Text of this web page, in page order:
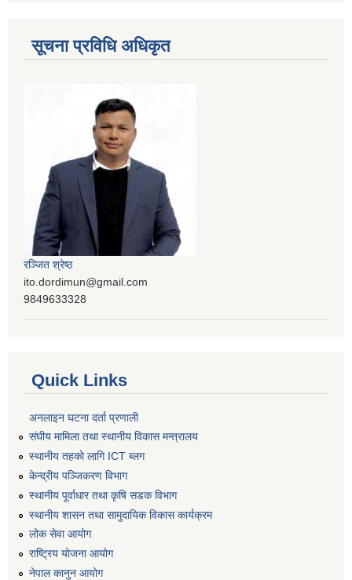
सूचना प्रविधि अधिकृत
रञ्‍जित श्रेष्ठ
ito.dordimun@gmail.com
9849633328
Quick Links
अनलाइन घटना दर्ता प्रणाली
संघीय मामिला तथा स्थानीय विकास मन्त्रालय
स्थानीय तहको लागि ICT ब्लग
केन्द्रीय पञ्जिकरण विभाग
स्थानीय पूर्वाधार तथा कृषि सडक विभाग
स्थानीय शासन तथा सामुदायिक विकास कार्यक्रम
लोक सेवा आयोग
राष्ट्रिय योजना आयोग
नेपाल कानुन आयोग